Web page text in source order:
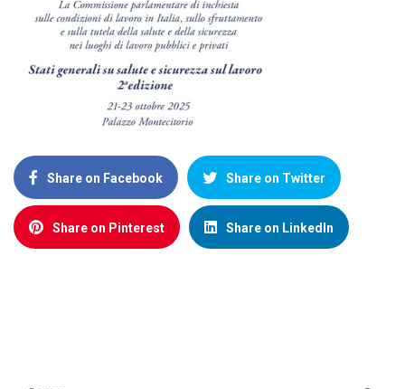
Share on Facebook Share on Twitter
Share on Pinterest Share on LinkedIn